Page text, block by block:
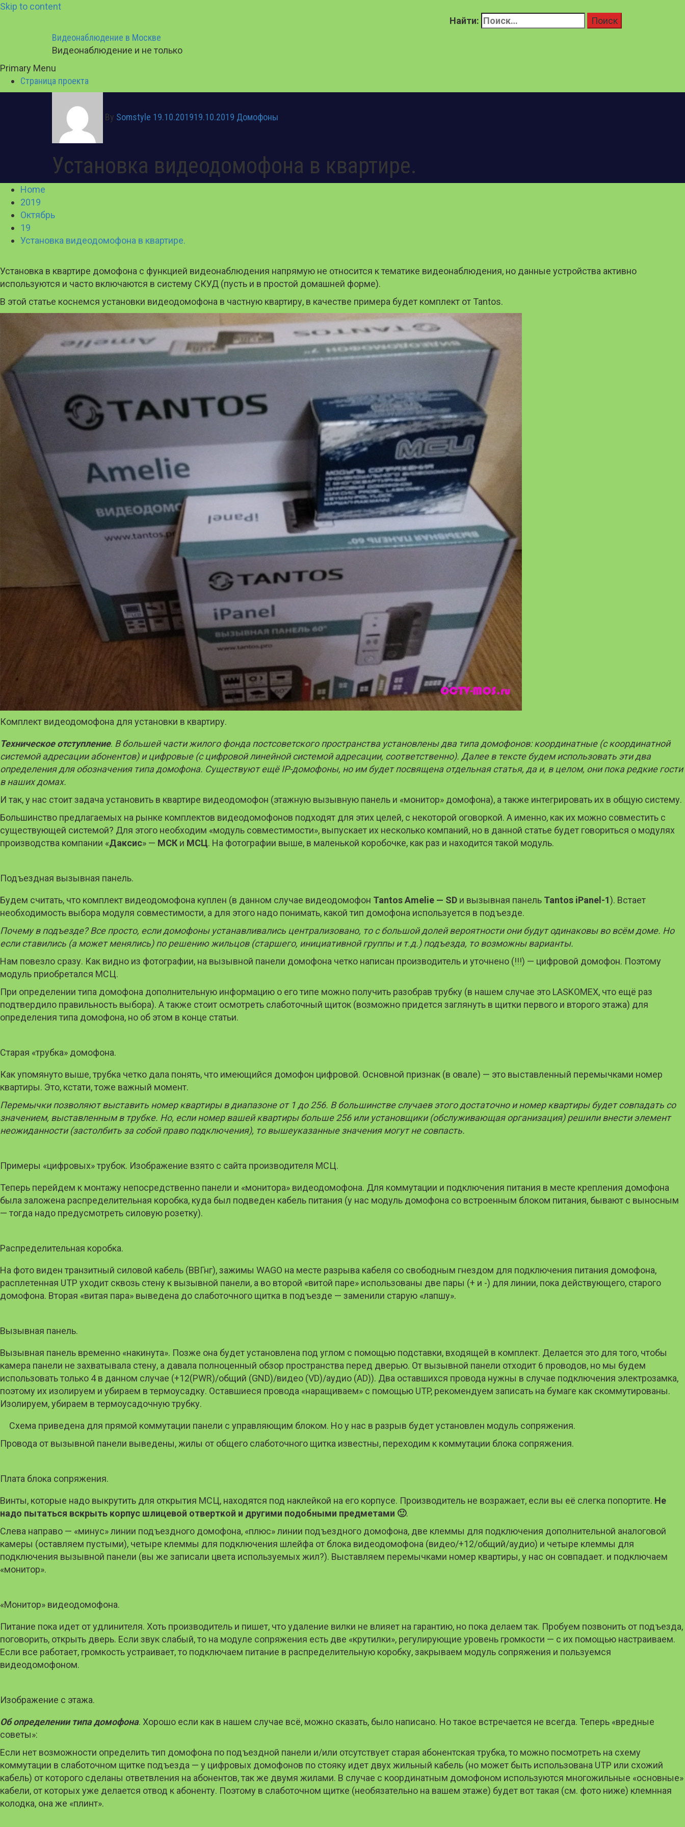
Skip to content
Найти:
Видеонаблюдение в Москве
Видеонаблюдение и не только
Primary Menu
Страница проекта
By Somstyle 19.10.201919.10.2019 Домофоны
Установка видеодомофона в квартире.
Home
2019
Октябрь
19
Установка видеодомофона в квартире.
Установка в квартире домофона с функцией видеонаблюдения напрямую не относится к тематике видеонаблюдения, но данные устройства активно
используются и часто включаются в систему СКУД (пусть и в простой домашней форме).
В этой статье коснемся установки видеодомофона в частную квартиру, в качестве примера будет комплект от Tantos.
Комплект видеодомофона для установки в квартиру.
Техническое отступление. В большей части жилого фонда постсоветского пространства установлены два типа домофонов: координатные (с координатной
системой адресации абонентов) и цифровые (с цифровой линейной системой адресации, соответственно). Далее в тексте будем использовать эти два
определения для обозначения типа домофона. Существуют ещё IP-домофоны, но им будет посвящена отдельная статья, да и, в целом, они пока редкие гости
в наших домах.
И так, у нас стоит задача установить в квартире видеодомофон (этажную вызывную панель и «монитор» домофона), а также интегрировать их в общую систему.
Большинство предлагаемых на рынке комплектов видеодомофонов подходят для этих целей, с некоторой оговоркой. А именно, как их можно совместить с
существующей системой? Для этого необходим «модуль совместимости», выпускает их несколько компаний, но в данной статье будет говориться о модулях
производства компании «Даксис» — МСК и МСЦ. На фотографии выше, в маленькой коробочке, как раз и находится такой модуль.
Подъездная вызывная панель.
Будем считать, что комплект видеодомофона куплен (в данном случае видеодомофон Tantos Amelie — SD и вызывная панель Tantos iPanel-1). Встает
необходимость выбора модуля совместимости, а для этого надо понимать, какой тип домофона используется в подъезде.
Почему в подъезде? Все просто, если домофоны устанавливались централизовано, то с большой долей вероятности они будут одинаковы во всём доме. Но
если ставились (а может менялись) по решению жильцов (старшего, инициативной группы и т.д.) подъезда, то возможны варианты.
Нам повезло сразу. Как видно из фотографии, на вызывной панели домофона четко написан производитель и уточнено (!!!) — цифровой домофон. Поэтому
модуль приобретался МСЦ.
При определении типа домофона дополнительную информацию о его типе можно получить разобрав трубку (в нашем случае это LASKOMEX, что ещё раз
подтвердило правильность выбора). А также стоит осмотреть слаботочный щиток (возможно придется заглянуть в щитки первого и второго этажа) для
определения типа домофона, но об этом в конце статьи.
Старая «трубка» домофона.
Как упомянуто выше, трубка четко дала понять, что имеющийся домофон цифровой. Основной признак (в овале) — это выставленный перемычками номер
квартиры. Это, кстати, тоже важный момент.
Перемычки позволяют выставить номер квартиры в диапазоне от 1 до 256. В большинстве случаев этого достаточно и номер квартиры будет совпадать со
значением, выставленным в трубке. Но, если номер вашей квартиры больше 256 или установщики (обслуживающая организация) решили внести элемент
неожиданности (застолбить за собой право подключения), то вышеуказанные значения могут не совпасть.
Примеры «цифровых» трубок. Изображение взято с сайта производителя МСЦ.
Теперь перейдем к монтажу непосредственно панели и «монитора» видеодомофона. Для коммутации и подключения питания в месте крепления домофона
была заложена распределительная коробка, куда был подведен кабель питания (у нас модуль домофона со встроенным блоком питания, бывают с выносным
— тогда надо предусмотреть силовую розетку).
Распределительная коробка.
На фото виден транзитный силовой кабель (ВВГнг), зажимы WAGO на месте разрыва кабеля со свободным гнездом для подключения питания домофона,
расплетенная UTP уходит сквозь стену к вызывной панели, а во второй «витой паре» использованы две пары (+ и -) для линии, пока действующего, старого
домофона. Вторая «витая пара» выведена до слаботочного щитка в подъезде — заменили старую «лапшу».
Вызывная панель.
Вызывная панель временно «накинута». Позже она будет установлена под углом с помощью подставки, входящей в комплект. Делается это для того, чтобы
камера панели не захватывала стену, а давала полноценный обзор пространства перед дверью. От вызывной панели отходит 6 проводов, но мы будем
использовать только 4 в данном случае (+12(PWR)/общий (GND)/видео (VD)/аудио (AD)). Два оставшихся провода нужны в случае подключения электрозамка,
поэтому их изолируем и убираем в термоусадку. Оставшиеся провода «наращиваем» с помощью UTP, рекомендуем записать на бумаге как скоммутированы.
Изолируем, убираем в термоусадочную трубку.
Схема приведена для прямой коммутации панели с управляющим блоком. Но у нас в разрыв будет установлен модуль сопряжения.
Провода от вызывной панели выведены, жилы от общего слаботочного щитка известны, переходим к коммутации блока сопряжения.
Плата блока сопряжения.
Винты, которые надо выкрутить для открытия МСЦ, находятся под наклейкой на его корпусе. Производитель не возражает, если вы её слегка попортите. Не
надо пытаться вскрыть корпус шлицевой отверткой и другими подобными предметами 🙂.
Слева направо — «минус» линии подъездного домофона, «плюс» линии подъездного домофона, две клеммы для подключения дополнительной аналоговой
камеры (оставляем пустыми), четыре клеммы для подключения шлейфа от блока видеодомофона (видео/+12/общий/аудио) и четыре клеммы для
подключения вызывной панели (вы же записали цвета используемых жил?). Выставляем перемычками номер квартиры, у нас он совпадает. и подключаем
«монитор».
«Монитор» видеодомофона.
Питание пока идет от удлинителя. Хоть производитель и пишет, что удаление вилки не влияет на гарантию, но пока делаем так. Пробуем позвонить от подъезда,
поговорить, открыть дверь. Если звук слабый, то на модуле сопряжения есть две «крутилки», регулирующие уровень громкости — с их помощью настраиваем.
Если все работает, громкость устраивает, то подключаем питание в распределительную коробку, закрываем модуль сопряжения и пользуемся
видеодомофоном.
Изображение с этажа.
Об определении типа домофона. Хорошо если как в нашем случае всё, можно сказать, было написано. Но такое встречается не всегда. Теперь «вредные
советы»:
Если нет возможности определить тип домофона по подъездной панели и/или отсутствует старая абонентская трубка, то можно посмотреть на схему
коммутации в слаботочном щитке подъезда — у цифровых домофонов по стояку идет двух жильный кабель (но может быть использована UTP или схожий
кабель) от которого сделаны ответвления на абонентов, так же двумя жилами. В случае с координатным домофоном используются многожильные «основные»
кабели, от которых уже делается отвод к абоненту. Поэтому в слаботочном щитке (необязательно на вашем этаже) будет вот такая (см. фото ниже) клемнная
колодка, она же «плинт».